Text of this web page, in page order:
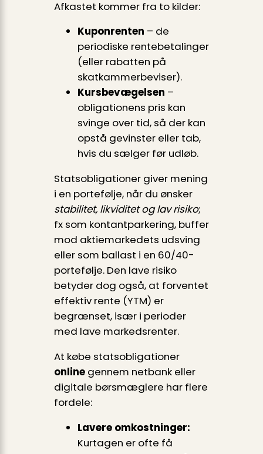
Afkastet kommer fra to kilder:
Kuponrenten – de
periodiske rentebetalinger
(eller rabatten på
skatkammerbeviser).
Kursbevægelsen –
obligationens pris kan
svinge over tid, så der kan
opstå gevinster eller tab,
hvis du sælger før udløb.
Statsobligationer giver mening
i en portefølje, når du ønsker
stabilitet, likviditet og lav risiko;
fx som kontantparkering, buffer
mod aktiemarkedets udsving
eller som ballast i en 60/40-
portefølje. Den lave risiko
betyder dog også, at forventet
effektiv rente (YTM) er
begrænset, især i perioder
med lave markedsrenter.
At købe statsobligationer
onlinegennem netbank eller
digitale børsmæglere har flere
fordele:
Lavere omkostninger:
Kurtagen er ofte få